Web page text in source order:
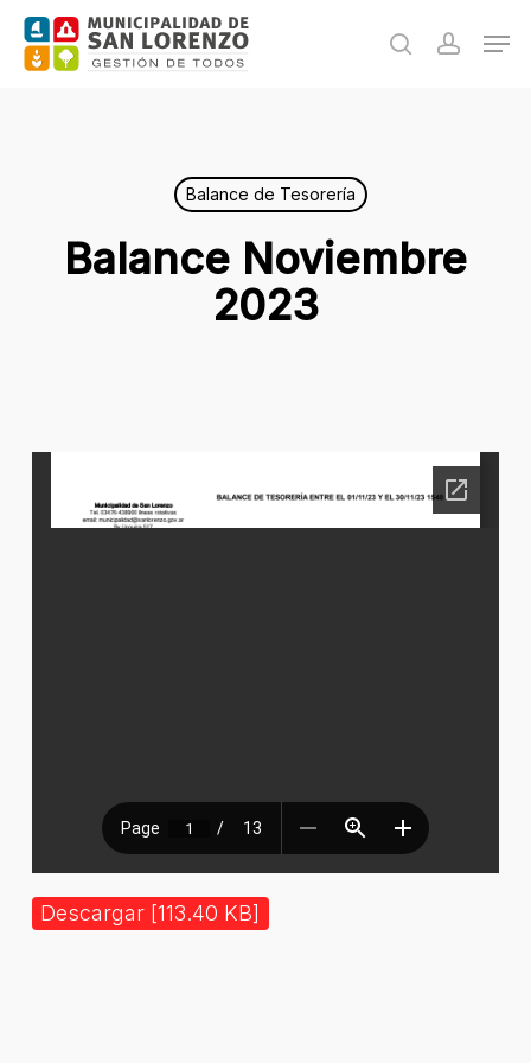
Skip
search
Balance de Tesorería
Balance Noviembre
2023
Descargar [113.40 KB]